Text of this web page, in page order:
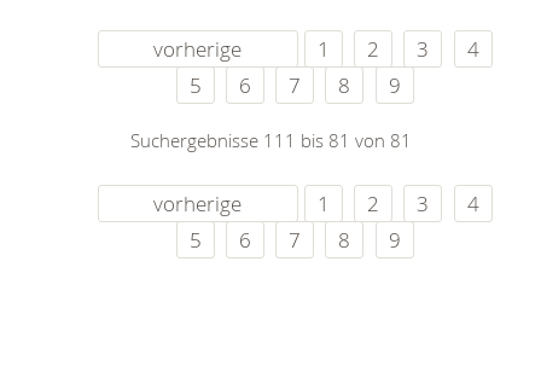
vorherige 1 2 3
4
5
6 7 8 9
Suchergebnisse 111 bis 81 von 81
vorherige 1 2 3
4
5
6 7 8 9